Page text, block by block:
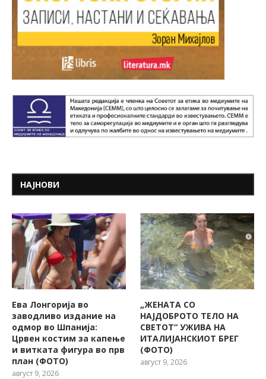
НАЈНОВИ
Ева Лонгорија во
заводливо издание на
одмор во Шпанија:
Црвен костим за капење
и витката фигура во прв
план (ФОТО)
август 9, 2026
„ЖЕНАТА СО
НАЈДОБРОТО ТЕЛО НА
СВЕТОТ“ УЖИВА НА
ИТАЛИЈАНСКИОТ БРЕГ
(ФОТО)
август 9, 2026